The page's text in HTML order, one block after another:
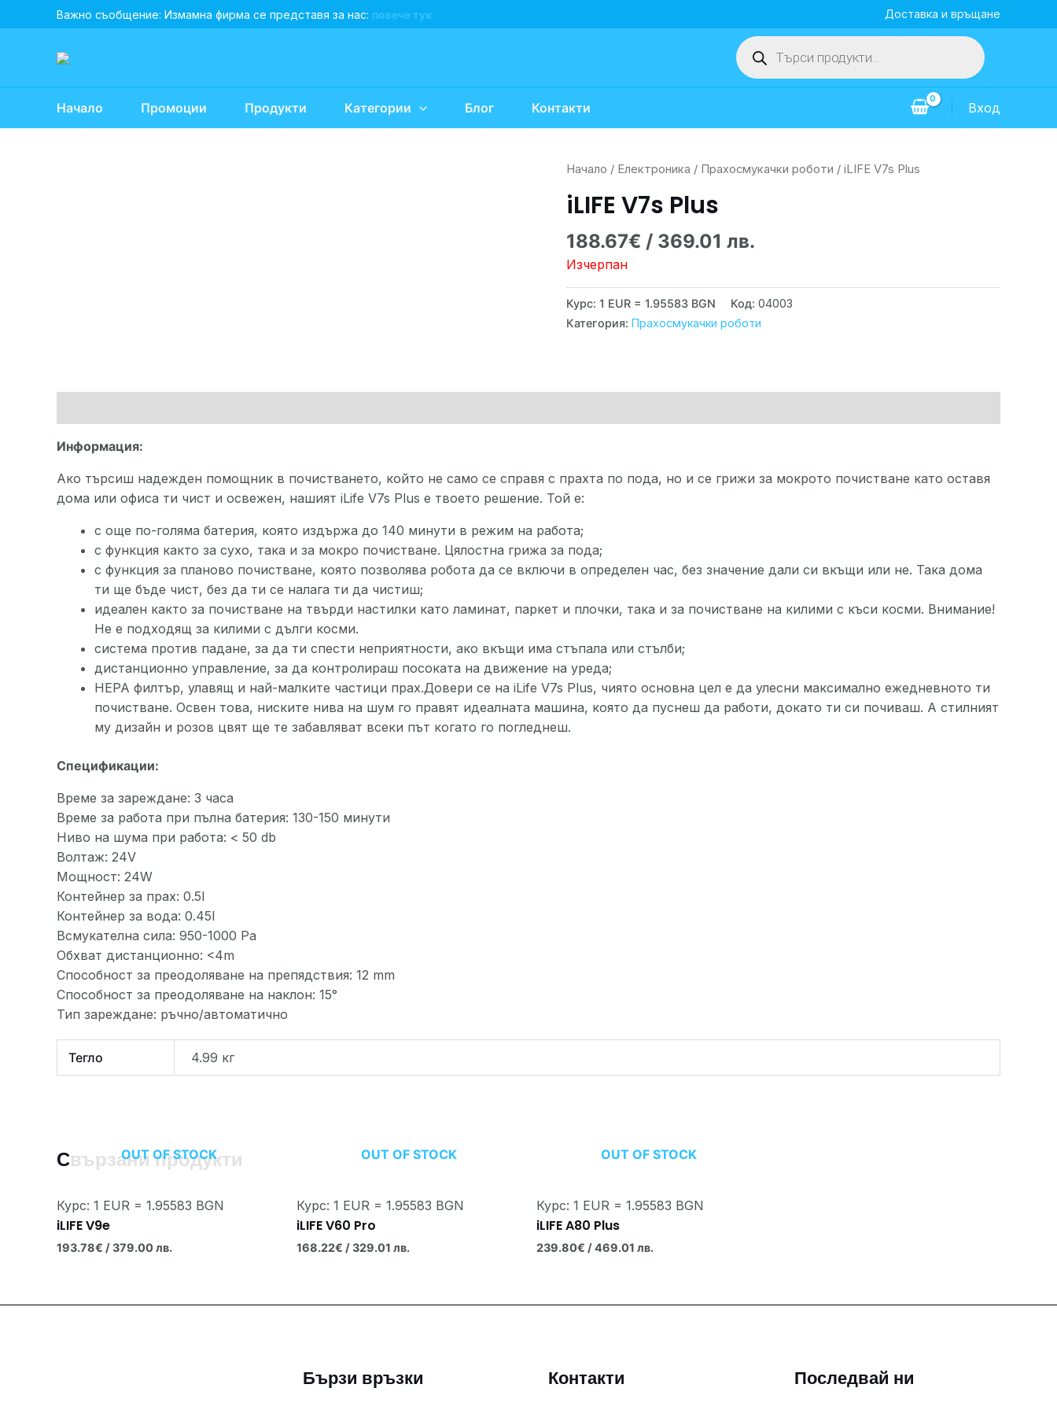
to
Важно съобщение: Измамна фирма се представя за нас: повече тук Доставка и връщане
Products
search
Начало Промоции Продукти Категории Блог Контакти Вход
Начало / Електроника / Прахосмукачки роботи / iLIFE V7s Plus
iLIFE V7s Plus
188.67€ / 369.01 лв.
Изчерпан
Курс: 1 EUR = 1.95583 BGN Код: 04003
Категория: Прахосмукачки роботи
Информация:
Ако търсиш надежден помощник в почистването, който не само се справя с прахта по пода, но и се грижи за мокрото почистване като оставя
дома или офиса ти чист и освежен, нашият iLife V7s Plus е твоето решение. Той е:
с още по-голяма батерия, която издържа до 140 минути в режим на работа;
с функция както за сухо, така и за мокро почистване. Цялостна грижа за пода;
с функция за планово почистване, която позволява робота да се включи в определен час, без значение дали си вкъщи или не. Така дома
ти ще бъде чист, без да ти се налага ти да чистиш;
идеален както за почистване на твърди настилки като ламинат, паркет и плочки, така и за почистване на килими с къси косми. Внимание!
Не е подходящ за килими с дълги косми.
система против падане, за да ти спести неприятности, ако вкъщи има стъпала или стълби;
дистанционно управление, за да контролираш посоката на движение на уреда;
HEPA филтър, улавящ и най-малките частици прах.Довери се на iLife V7s Plus, чиято основна цел е да улесни максимално ежедневното ти
почистване. Освен това, ниските нива на шум го правят идеалната машина, която да пуснеш да работи, докато ти си почиваш. А стилният
му дизайн и розов цвят ще те забавляват всеки път когато го погледнеш.
Спецификации:
Време за зареждане: 3 часа
Време за работа при пълна батерия: 130-150 минути
Ниво на шума при работа: < 50 db
Волтаж: 24V
Mощност: 24W
Контейнер за прах: 0.5l
Контейнер за вода: 0.45l
Всмукателна сила: 950-1000 Pa
Обхват дистанционно: <4m
Способност за преодоляване на препядствия: 12 mm
Способност за преодоляване на наклон: 15°
Тип зареждане: ръчно/автоматично
Тегло 4.99 кг
Свързани продукти
OUT OF STOCK
Курс: 1 EUR = 1.95583 BGN
iLIFE V9e
193.78€ / 379.00 лв.
OUT OF STOCK
Курс: 1 EUR = 1.95583 BGN
iLIFE V60 Pro
168.22€ / 329.01 лв.
OUT OF STOCK
Курс: 1 EUR = 1.95583 BGN
iLIFE A80 Plus
239.80€ / 469.01 лв.
Бързи връзки Контакти Последвай ни